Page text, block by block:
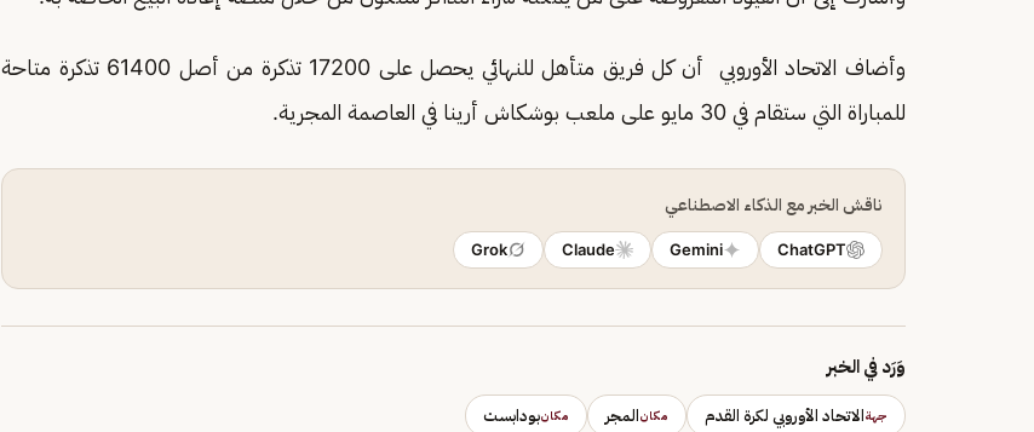
وأضاف الاتحاد الأوروبي أن كل فريق متأهل للنهائي يحصل على 17200 تذكرة من أصل 61400 تذكرة متاحة
للمباراة التي ستقام في 30 مايو على ملعب بوشكاش أرينا في العاصمة المجرية.
ناقش الخبر مع الذكاء الاصطناعي
ChatGPT
Gemini
Claude
Grok
وَرَد في الخبر
جهةالاتحاد الأوروبي لكرة القدم مكانالمجر مكانبودابست